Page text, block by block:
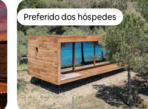
Preferido dos hóspedes
Preferido dos hóspedes